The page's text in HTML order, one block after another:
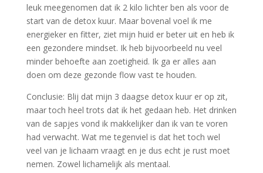
leuk meegenomen dat ik 2 kilo lichter ben als voor de
start van de detox kuur. Maar bovenal voel ik me
energieker en fitter, ziet mijn huid er beter uit en heb ik
een gezondere mindset. Ik heb bijvoorbeeld nu veel
minder behoefte aan zoetigheid. Ik ga er alles aan
doen om deze gezonde flow vast te houden.
Conclusie: Blij dat mijn 3 daagse detox kuur er op zit,
maar toch heel trots dat ik het gedaan heb. Het drinken
van de sapjes vond ik makkelijker dan ik van te voren
had verwacht. Wat me tegenviel is dat het toch wel
veel van je lichaam vraagt en je dus echt je rust moet
nemen. Zowel lichamelijk als mentaal.